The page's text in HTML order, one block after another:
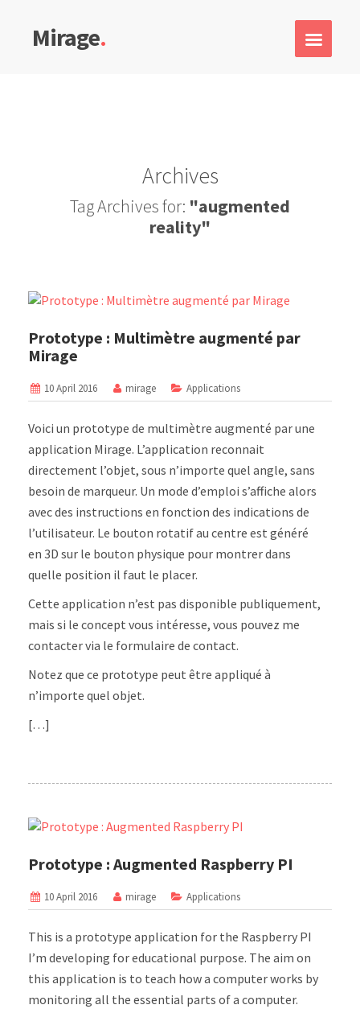
Mirage.
Archives
Tag Archives for: "augmented
reality"
Prototype : Multimètre augmenté par
Mirage
10 April 2016 mirage Applications
Voici un prototype de multimètre augmenté par une
application Mirage. L’application reconnait
directement l’objet, sous n’importe quel angle, sans
besoin de marqueur. Un mode d’emploi s’affiche alors
avec des instructions en fonction des indications de
l’utilisateur. Le bouton rotatif au centre est généré
en 3D sur le bouton physique pour montrer dans
quelle position il faut le placer.
Cette application n’est pas disponible publiquement,
mais si le concept vous intéresse, vous pouvez me
contacter via le formulaire de contact.
Notez que ce prototype peut être appliqué à
n’importe quel objet.
[…]
Prototype : Augmented Raspberry PI
10 April 2016 mirage Applications
This is a prototype application for the Raspberry PI
I’m developing for educational purpose. The aim on
this application is to teach how a computer works by
monitoring all the essential parts of a computer.